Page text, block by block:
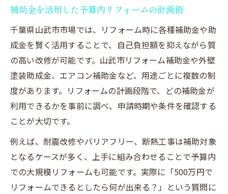
補助金を活用した予算内リフォームの計画術
千葉県山武市市場では、リフォーム時に各種補助金や助
成金を賢く活用することで、自己負担額を抑えながら質
の高い改修が可能です。山武市リフォーム補助金や外壁
塗装助成金、エアコン補助金など、用途ごとに複数の制
度があります。リフォームの計画段階で、どの補助金が
利用できるかを事前に調べ、申請時期や条件を確認する
ことが大切です。
例えば、耐震改修やバリアフリー、断熱工事は補助対象
となるケースが多く、上手に組み合わせることで予算内
での大規模リフォームも可能です。実際に「500万円で
リフォームできるとしたら何が出来る？」という質問に